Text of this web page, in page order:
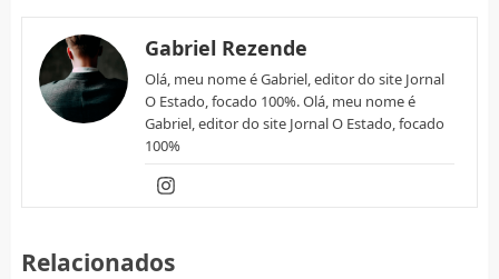
Gabriel Rezende
Olá, meu nome é Gabriel, editor do site Jornal
O Estado, focado 100%. Olá, meu nome é
Gabriel, editor do site Jornal O Estado, focado
100%
Relacionados